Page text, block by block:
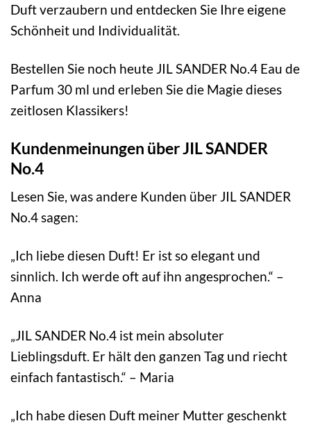
Duft verzaubern und entdecken Sie Ihre eigene
Schönheit und Individualität.
Bestellen Sie noch heute JIL SANDER No.4 Eau de
Parfum 30 ml und erleben Sie die Magie dieses
zeitlosen Klassikers!
Kundenmeinungen über JIL SANDER
No.4
Lesen Sie, was andere Kunden über JIL SANDER
No.4 sagen:
„Ich liebe diesen Duft! Er ist so elegant und
sinnlich. Ich werde oft auf ihn angesprochen.“ –
Anna
„JIL SANDER No.4 ist mein absoluter
Lieblingsduft. Er hält den ganzen Tag und riecht
einfach fantastisch.“ – Maria
„Ich habe diesen Duft meiner Mutter geschenkt